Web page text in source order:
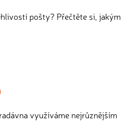
pošty? Přečtěte si, jakým
využíváme nejrůznějším